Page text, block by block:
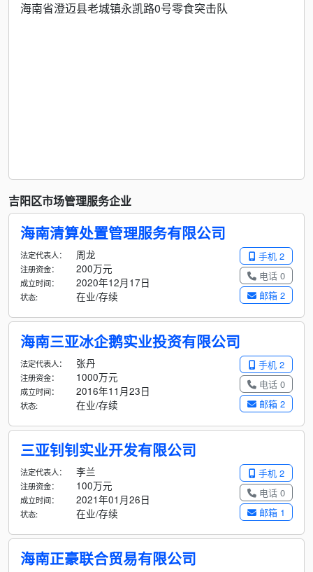
海南省澄迈县老城镇永凯路0号零食突击队
吉阳区市场管理服务企业
海南清算处置管理服务有限公司
手机 2
电话 0
邮箱 2
法定代表人： 周龙
注册资金： 200万元
成立时间： 2020年12月17日
状态: 在业/存续
海南三亚冰企鹅实业投资有限公司
手机 2
电话 0
邮箱 2
法定代表人： 张丹
注册资金： 1000万元
成立时间： 2016年11月23日
状态: 在业/存续
三亚钊钊实业开发有限公司
手机 2
电话 0
邮箱 1
法定代表人： 李兰
注册资金： 100万元
成立时间： 2021年01月26日
状态: 在业/存续
海南正豪联合贸易有限公司